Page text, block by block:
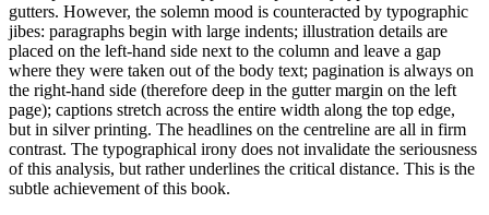
gutters. However, the solemn mood is counteracted by typographic
jibes: paragraphs begin with large indents; illustration details are
placed on the left-hand side next to the column and leave a gap
where they were taken out of the body text; pagination is always on
the right-hand side (therefore deep in the gutter margin on the left
page); captions stretch across the entire width along the top edge,
but in silver printing. The headlines on the centreline are all in firm
contrast. The typographical irony does not invalidate the seriousness
of this analysis, but rather underlines the critical distance. This is the
subtle achievement of this book.